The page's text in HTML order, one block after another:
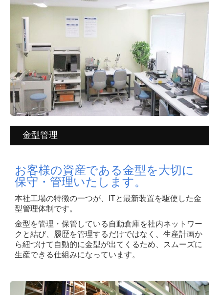
金型管理
お客様の資産である金型を大切に
保守・管理いたします。
本社工場の特徴の一つが、ITと最新装置を駆使した金
型管理体制です。
金型を管理・保管している自動倉庫を社内ネットワー
クと結び、
履歴を管理するだけではなく、 生産計画か
ら紐づけて自動的に金型が出てくるため、
スムーズに
生産できる仕組みになっています。